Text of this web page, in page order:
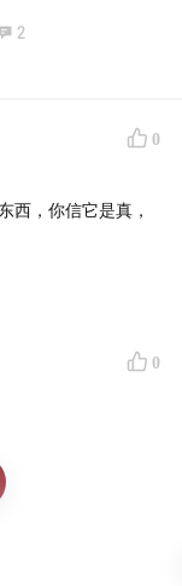
2
0
西，你信它是真，
0